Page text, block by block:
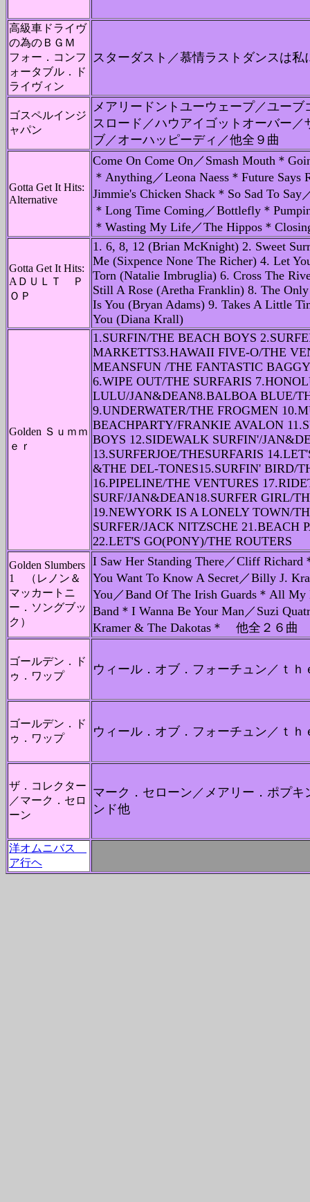
高級車ドライヴ
の為のＢＧＭ
フォー．コンフ
ォータブル．ド
ライヴィン
スターダスト／慕情ラストダンスは私
ゴスペルインジ
ャパン
メアリードントユーウェープ／ユー
スロード／ハウアイゴットオーバー
ブ／オーハッピーディ／他全９曲
Gotta Get It Hits:
Alternative
Come On Come On／Smash Mouth＊
＊Anything／Leona Naess＊Future
Jimmie's Chicken Shack＊So Sad To
＊Long Time Coming／Bottlefly＊
＊Wasting My Life／The Hippos＊
Gotta Get It Hits:
AＤＵＬＴ Ｐ
ＯＰ
1. 6, 8, 12 (Brian McKnight) 2. Sweet
Me (Sixpence None The Richer) 4. Let
Torn (Natalie Imbruglia) 6. Cross The
Still A Rose (Aretha Franklin) 8. The
Is You (Bryan Adams) 9. Takes A Little
You (Diana Krall)
Golden Ｓｕｍｍ
ｅｒ
1.SURFIN/THE BEACH BOYS
MARKETTS3.HAWAII FIVE-O/THE
MEANSFUN /THE FANTASTIC
6.WIPE OUT/THE SURFARIS
LULU/JAN&DEAN8.BALBOA BLUE/
9.UNDERWATER/THE FROGMEN
BEACHPARTY/FRANKIE AVALON
BOYS 12.SIDEWALK SURFIN'/
13.SURFERJOE/THESURFARIS
&THE DEL-TONES15.SURFIN' BIRD/
16.PIPELINE/THE VENTURES
SURF/JAN&DEAN18.SURFER GIRL/
19.NEWYORK IS A LONELY TOWN/
SURFER/JACK NITZSCHE 21.BEACH
22.LET'S GO(PONY)/THE ROUTERS
Golden Slumbers
1 （レノン＆
マッカートニ
ー．ソングブッ
ク）
I Saw Her Standing There／Cliff
You Want To Know A Secret／Billy J.
You／Band Of The Irish Guards＊All
Band＊I Wanna Be Your Man／Suzi
Kramer & The Dakotas＊ 他全２６曲
ゴールデン．ド
ゥ．ワップ
ウィール．オブ．フォーチュン／ｔ
ゴールデン．ド
ゥ．ワップ
ウィール．オブ．フォーチュン／ｔ
ザ．コレクター
／マーク．セロ
ーン
マーク．セローン／メアリー．ポプ
ンド他
洋オムニバス
ア行ヘ